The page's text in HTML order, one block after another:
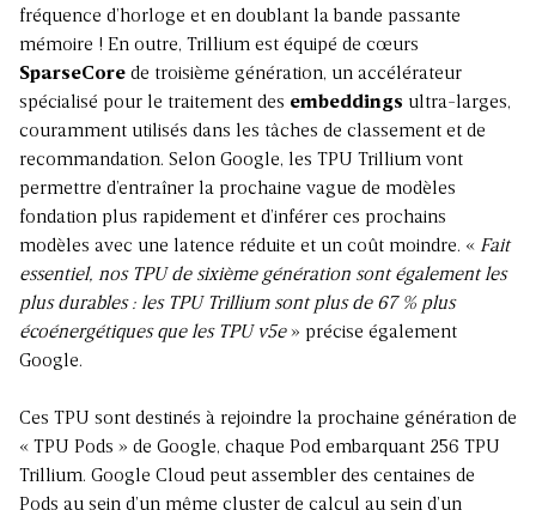
fréquence d’horloge et en doublant la bande passante
mémoire ! En outre, Trillium est équipé de cœurs
SparseCore de troisième génération, un accélérateur
spécialisé pour le traitement des embeddings ultra-larges,
couramment utilisés dans les tâches de classement et de
recommandation. Selon Google, les TPU Trillium vont
permettre d’entraîner la prochaine vague de modèles
fondation plus rapidement et d’inférer ces prochains
modèles avec une latence réduite et un coût moindre. « Fait
essentiel, nos TPU de sixième génération sont également les
plus durables : les TPU Trillium sont plus de 67 % plus
écoénergétiques que les TPU v5e» précise également
Google.
Ces TPU sont destinés à rejoindre la prochaine génération de
« TPU Pods » de Google, chaque Pod embarquant 256 TPU
Trillium. Google Cloud peut assembler des centaines de
Pods au sein d’un même cluster de calcul au sein d’un